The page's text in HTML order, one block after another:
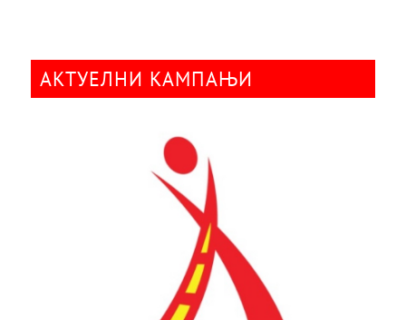
АКТУЕЛНИ КАМПАЊИ